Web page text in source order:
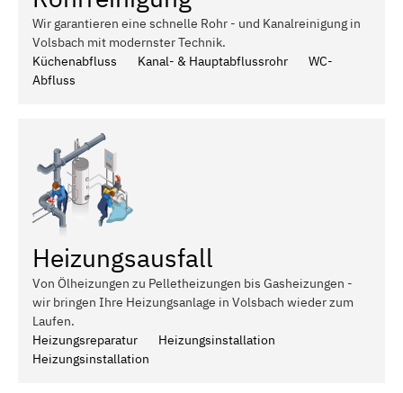
Wir garantieren eine schnelle Rohr - und Kanalreinigung in
Volsbach mit modernster Technik.
Küchenabfluss
Kanal- & Hauptabflussrohr
WC-
Abfluss
Heizungsausfall
Von Ölheizungen zu Pelletheizungen bis Gasheizungen -
wir bringen Ihre Heizungsanlage in Volsbach wieder zum
Laufen.
Heizungsreparatur
Heizungsinstallation
Heizungsinstallation